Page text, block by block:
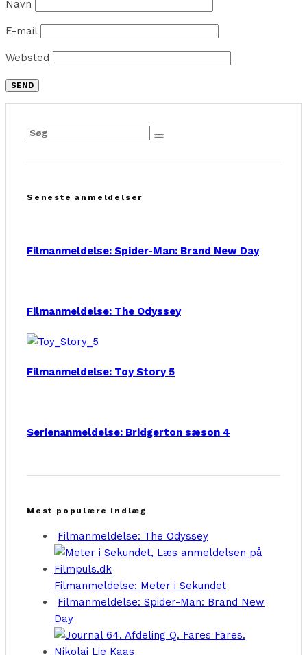
Navn
E-mail
Websted
Seneste anmeldelser
Filmanmeldelse: Spider-Man: Brand New Day
Filmanmeldelse: The Odyssey
Filmanmeldelse: Toy Story 5
Serienanmeldelse: Bridgerton sæson 4
Mest populære indlæg
Filmanmeldelse: The Odyssey
Filmanmeldelse: Meter i Sekundet
Filmanmeldelse: Spider-Man: Brand New
Day